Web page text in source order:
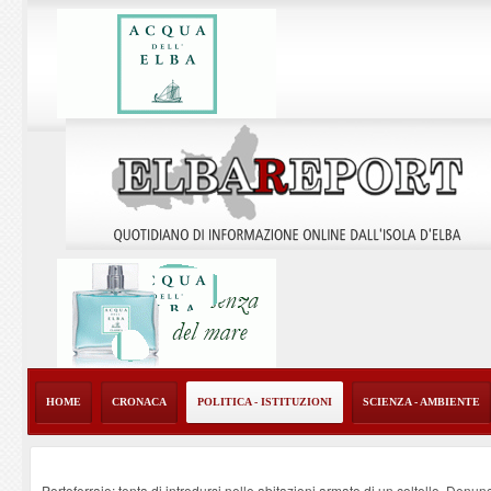
HOME CRONACA POLITICA - ISTITUZIONI SCIENZA - AMBIENTE